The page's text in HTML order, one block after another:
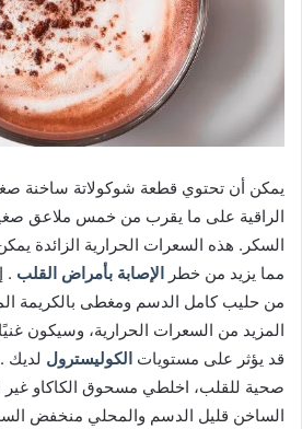
يمكن أن تحتوي قطعة شوكولاتة ساخنة
الراقية على ما يقرب من خمس ملاعق
السكر. هذه السعرات الحرارية الزائدة
مما يزيد من خطر الإصابة بأمراض القلب .
من حليب كامل الدسم ومغطى بالكريمة
المزيد من السعرات الحرارية، وسيكون
قد يؤثر على مستويات الكوليسترول لديك
صحية للقلب، اخلطي مسحوق الكاكاو غير
الساخن قليل الدسم والمحلي منخفض